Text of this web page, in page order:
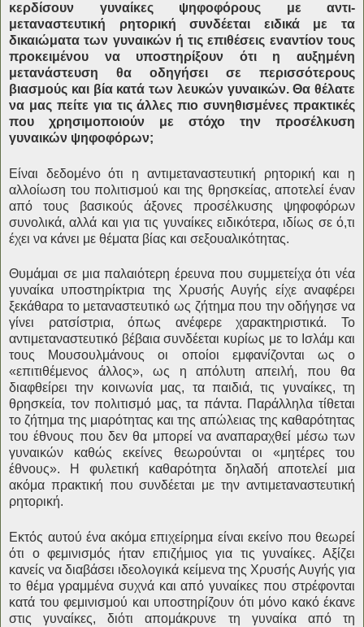
κερδίσουν γυναίκες ψηφοφόρους με αντι-
μεταναστευτική ρητορική συνδέεται ειδικά με τα
δικαιώματα των γυναικών ή τις επιθέσεις εναντίον τους
προκειμένου να υποστηρίξουν ότι η αυξημένη
μετανάστευση θα οδηγήσει σε περισσότερους
βιασμούς και βία κατά των λευκών γυναικών. Θα θέλατε
να μας πείτε για τις άλλες πιο συνηθισμένες πρακτικές
που χρησιμοποιούν με στόχο την προσέλκυση
γυναικών ψηφοφόρων;
Είναι δεδομένο ότι η αντιμεταναστευτική ρητορική και η
αλλοίωση του πολιτισμού και της θρησκείας, αποτελεί έναν
από τους βασικούς άξονες προσέλκυσης ψηφοφόρων
συνολικά, αλλά και για τις γυναίκες ειδικότερα, ιδίως σε ό,τι
έχει να κάνει με θέματα βίας και σεξουαλικότητας.
Θυμάμαι σε μια παλαιότερη έρευνα που συμμετείχα ότι νέα
γυναίκα υποστηρίκτρια της Χρυσής Αυγής είχε αναφέρει
ξεκάθαρα το μεταναστευτικό ως ζήτημα που την οδήγησε να
γίνει ρατσίστρια, όπως ανέφερε χαρακτηριστικά. Το
αντιμεταναστευτικό βέβαια συνδέεται κυρίως με το Ισλάμ και
τους Μουσουλμάνους οι οποίοι εμφανίζονται ως ο
«επιτιθέμενος άλλος», ως η απόλυτη απειλή, που θα
διαφθείρει την κοινωνία μας, τα παιδιά, τις γυναίκες, τη
θρησκεία, τον πολιτισμό μας, τα πάντα. Παράλληλα τίθεται
το ζήτημα της μιαρότητας και της απώλειας της καθαρότητας
του έθνους που δεν θα μπορεί να αναπαραχθεί μέσω των
γυναικών καθώς εκείνες θεωρούνται οι «μητέρες του
έθνους». Η φυλετική καθαρότητα δηλαδή αποτελεί μια
ακόμα πρακτική που συνδέεται με την αντιμεταναστευτική
ρητορική.
Εκτός αυτού ένα ακόμα επιχείρημα είναι εκείνο που θεωρεί
ότι ο φεμινισμός ήταν επιζήμιος για τις γυναίκες. Αξίζει
κανείς να διαβάσει ιδεολογικά κείμενα της Χρυσής Αυγής για
το θέμα γραμμένα συχνά και από γυναίκες που στρέφονται
κατά του φεμινισμού και υποστηρίζουν ότι μόνο κακό έκανε
στις γυναίκες, διότι απομάκρυνε τη γυναίκα από τη